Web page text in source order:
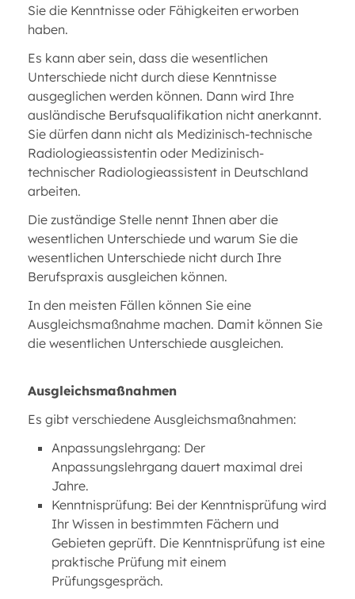
Sie die Kenntnisse oder Fähigkeiten erworben
haben.
Es kann aber sein, dass die wesentlichen
Unterschiede nicht durch diese Kenntnisse
ausgeglichen werden können. Dann wird Ihre
ausländische Berufsqualifikation nicht anerkannt.
Sie dürfen dann nicht als Medizinisch-technische
Radiologieassistentin oder Medizinisch-
technischer Radiologieassistent in Deutschland
arbeiten.
Die zuständige Stelle nennt Ihnen aber die
wesentlichen Unterschiede und warum Sie die
wesentlichen Unterschiede nicht durch Ihre
Berufspraxis ausgleichen können.
In den meisten Fällen können Sie eine
Ausgleichsmaßnahme machen. Damit können Sie
die wesentlichen Unterschiede ausgleichen.
Ausgleichsmaßnahmen
Es gibt verschiedene Ausgleichsmaßnahmen:
Anpassungslehrgang: Der
Anpassungslehrgang dauert maximal drei
Jahre.
Kenntnisprüfung: Bei der Kenntnisprüfung wird
Ihr Wissen in bestimmten Fächern und
Gebieten geprüft. Die Kenntnisprüfung ist eine
praktische Prüfung mit einem
Prüfungsgespräch.